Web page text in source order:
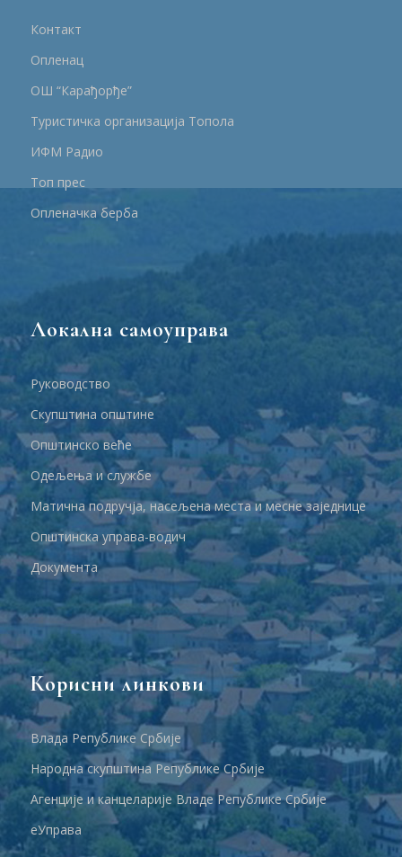
Контакт
Опленац
ОШ “Карађорђе”
Туристичка организација Топола
ИФМ Радио
Топ прес
Опленачка берба
Локална самоуправа
Руководство
Скупштина општине
Општинско веће
Одељења и службе
Матична подручја, насељена места и месне заједнице
Општинска управа-водич
Документа
Корисни линкови
Влада Републике Србије
Народна скупштина Републике Србије
Агенције и канцеларије Владе Републике Србије
еУправа